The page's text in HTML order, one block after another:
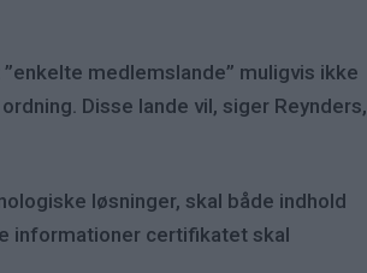
medlemslande” muligvis ikke
Disse lande vil, siger Reynders,
løsninger, skal både indhold
informationer certifikatet skal